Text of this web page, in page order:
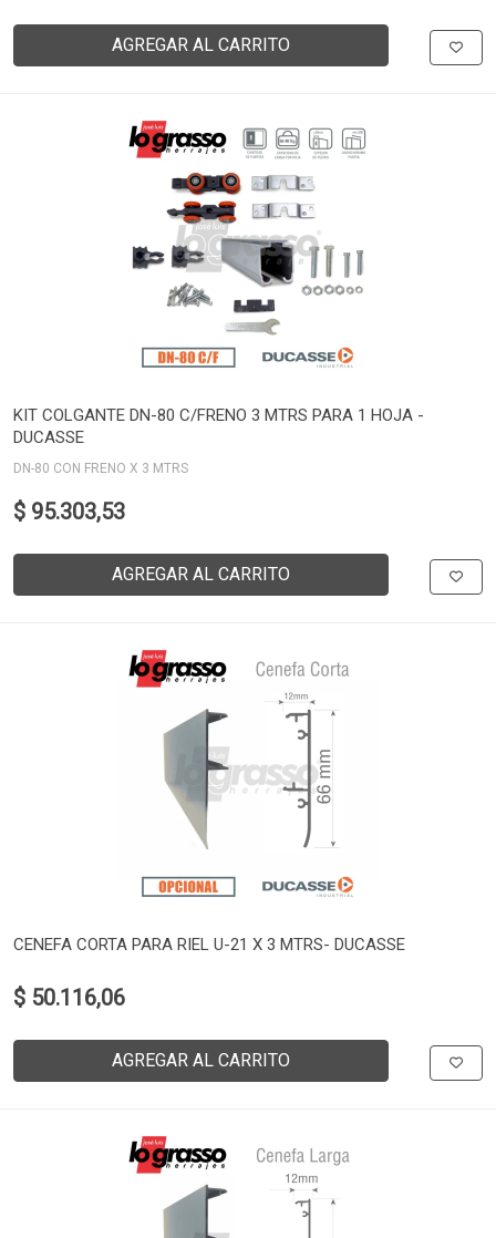
AGREGAR AL CARRITO
KIT COLGANTE DN-80 C/FRENO 3 MTRS PARA 1 HOJA -
DUCASSE
DN-80 CON FRENO X 3 MTRS
$ 95.303,53
AGREGAR AL CARRITO
CENEFA CORTA PARA RIEL U-21 X 3 MTRS- DUCASSE
$ 50.116,06
AGREGAR AL CARRITO